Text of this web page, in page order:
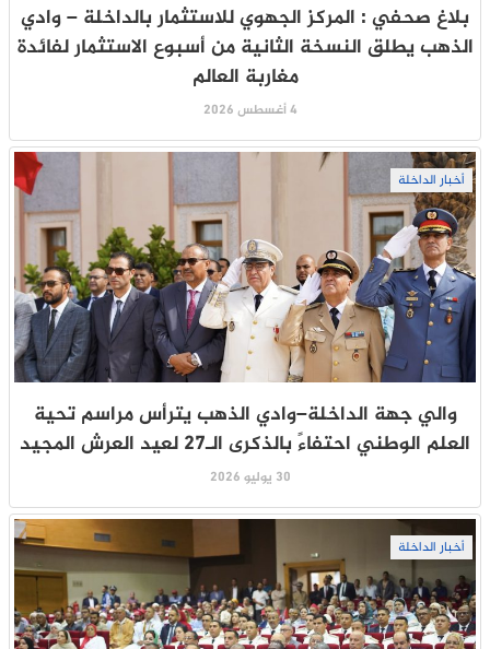
بلاغ صحفي : المركز الجهوي للاستثمار بالداخلة – وادي
الذهب يطلق النسخة الثانية من أسبوع الاستثمار لفائدة
مغاربة العالم
4 أغسطس 2026
أخبار الداخلة
والي جهة الداخلة–وادي الذهب يترأس مراسم تحية
العلم الوطني احتفاءً بالذكرى الـ27 لعيد العرش المجيد
30 يوليو 2026
أخبار الداخلة